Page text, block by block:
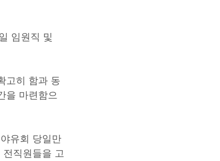
을 마련함으
직원들을 고